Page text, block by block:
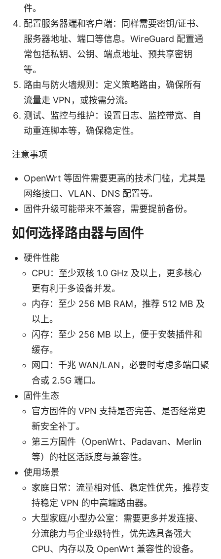
件。
配置服务器端和客户端：同样需要密钥/证书、
服务器地址、端口等信息。WireGuard 配置通
常包括私钥、公钥、端点地址、预共享密钥
等。
路由与防火墙规则：定义策略路由，确保所有
流量走 VPN，或按需分流。
测试、监控与维护：设置日志、监控带宽、自
动重连脚本等，确保稳定性。
注意事项
OpenWrt 等固件需要更高的技术门槛，尤其是
网络接口、VLAN、DNS 配置等。
固件升级可能带来不兼容，需要提前备份。
如何选择路由器与固件
硬件性能
CPU：至少双核 1.0 GHz 及以上，更多核心
更有利于多设备并发。
内存：至少 256 MB RAM，推荐 512 MB 及
以上。
闪存：至少 256 MB 以上，便于安装插件和
缓存。
网口：千兆 WAN/LAN，必要时考虑多端口聚
合或 2.5G 端口。
固件生态
官方固件的 VPN 支持是否完善、是否经常更
新安全补丁。
第三方固件（OpenWrt、Padavan、Merlin
等）的社区活跃度与兼容性。
使用场景
家庭日常：流量相对低、稳定性优先，推荐支
持稳定 VPN 的中高端路由器。
大型家庭/小型办公室：需要更多并发连接、
分流能力与企业级特性，优先选具备强大
CPU、内存以及 OpenWrt 兼容性的设备。